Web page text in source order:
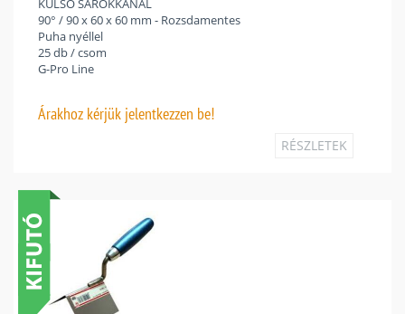
KÜLSŐ SAROKKANÁL
90° / 90 x 60 x 60 mm - Rozsdamentes
Puha nyéllel
25 db / csom
G-Pro Line
Árakhoz kérjük jelentkezzen be!
RÉSZLETEK